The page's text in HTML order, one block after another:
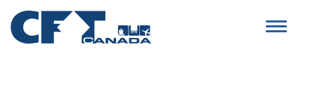
Toggle